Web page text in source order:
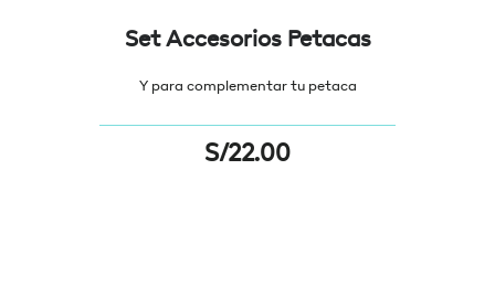
Set Accesorios Petacas
Y para complementar tu petaca
S/22.00